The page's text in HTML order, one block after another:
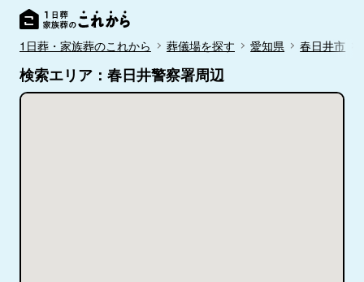
1日葬・家族葬のこれから 葬儀場を探す 愛知県 春日井市
検索エリア：春日井警察署周辺